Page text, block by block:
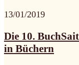
13/01/2019
Die 10.
in Büchern